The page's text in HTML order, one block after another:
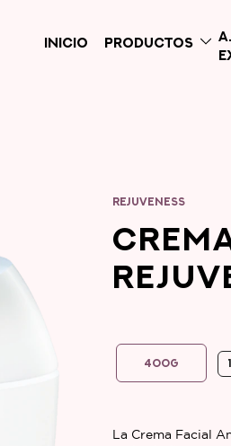
INICIO PRODUCTOS
REJUVENESS
400G
La Crema Facial